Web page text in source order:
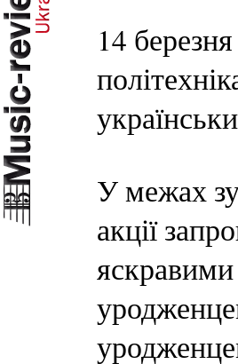
14
У межах
акції